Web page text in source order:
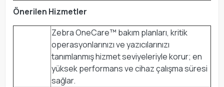
Önerilen Hizmetler
Zebra OneCare™ bakım planları, kritik
operasyonlarınızı ve yazıcılarınızı
tanımlanmış hizmet seviyeleriyle korur; en
yüksek performans ve cihaz çalışma süresi
sağlar.